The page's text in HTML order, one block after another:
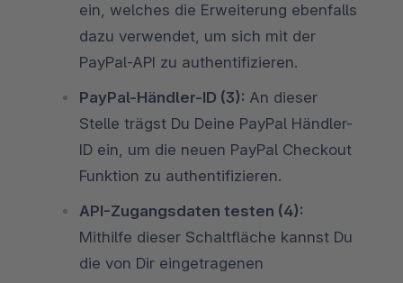
ein, welches die Erweiterung ebenfalls
dazu verwendet, um sich mit der
PayPal-API zu authentifizieren.
PayPal-Händler-ID (3): An dieser
Stelle trägst Du Deine PayPal Händler-
ID ein, um die neuen PayPal Checkout
Funktion zu authentifizieren.
API-Zugangsdaten testen (4):
Mithilfe dieser Schaltfläche kannst Du
die von Dir eingetragenen